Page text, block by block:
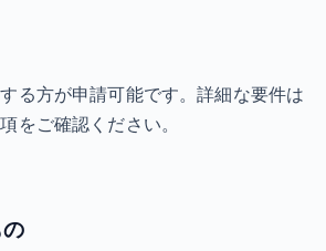
る方が申請可能です。詳細な要件は
をご確認ください。